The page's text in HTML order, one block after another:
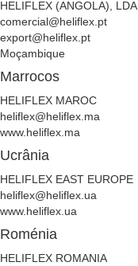
HELIFLEX (ANGOLA), LDA
comercial@heliflex.pt
export@heliflex.pt
Moçambique
Marrocos
HELIFLEX MAROC
heliflex@heliflex.ma
www.heliflex.ma
Ucrânia
HELIFLEX EAST EUROPE
heliflex@heliflex.ua
www.heliflex.ua
Roménia
HELIFLEX ROMANIA